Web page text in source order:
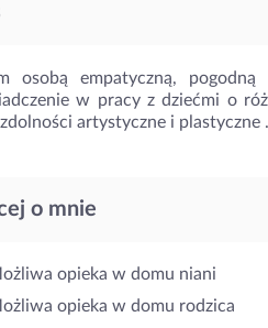
osobą empatyczną,
w pracy z dziećmi o
artystyczne i
o mnie
opieka w domu niani
opieka w domu rodzica